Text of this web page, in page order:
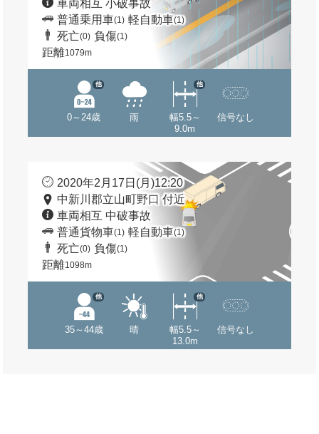
車両相互 小破事故
普通乗用車(1) 軽自動車(1)
死亡(0) 負傷(1)
距離1079m
0～24歳
他
雨
幅5.5～
9.0m
他
信号なし
2020年2月17日(月)12:20
中新川郡立山町野口 付近
車両相互 中破事故
普通貨物車(1) 軽自動車(1)
死亡(0) 負傷(1)
距離1098m
35～44歳
他
晴
幅5.5～
13.0m
他
信号なし